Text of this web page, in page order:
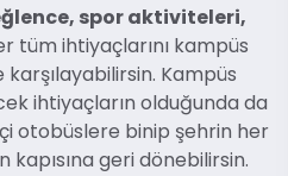
spor aktiviteleri,
tüm ihtiyaçlarını kampüs
karşılayabilirsin. Kampüs
ihtiyaçların olduğunda da
otobüslere binip şehrin her
geri dönebilirsin.